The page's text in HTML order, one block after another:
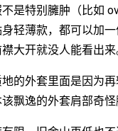
是特别臃肿（比如
轻薄款，都可以加
大开就没人能看出来
的外套里面是因为
飘逸的外套肩部奇怪